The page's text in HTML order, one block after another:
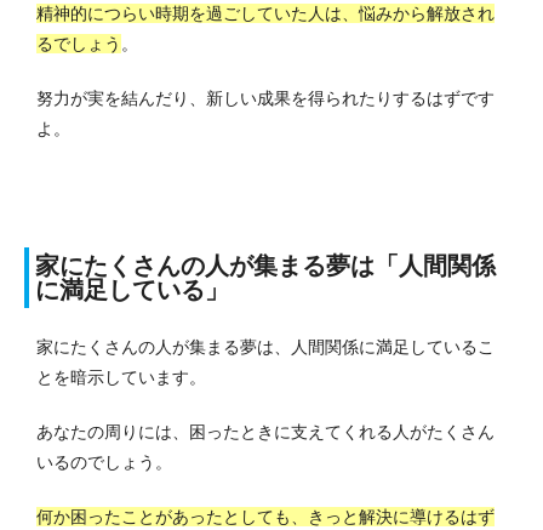
精神的につらい時期を過ごしていた人は、悩みから解放され
るでしょう 。
努力が実を結んだり、新しい成果を得られたりするはずです
よ。
家にたくさんの人が集まる夢は「人間関係
に満足している」
家にたくさんの人が集まる夢は、人間関係に満足しているこ
とを暗示しています。
あなたの周りには、困ったときに支えてくれる人がたくさん
いるのでしょう。
何か困ったことがあったとしても、きっと解決に導けるはず